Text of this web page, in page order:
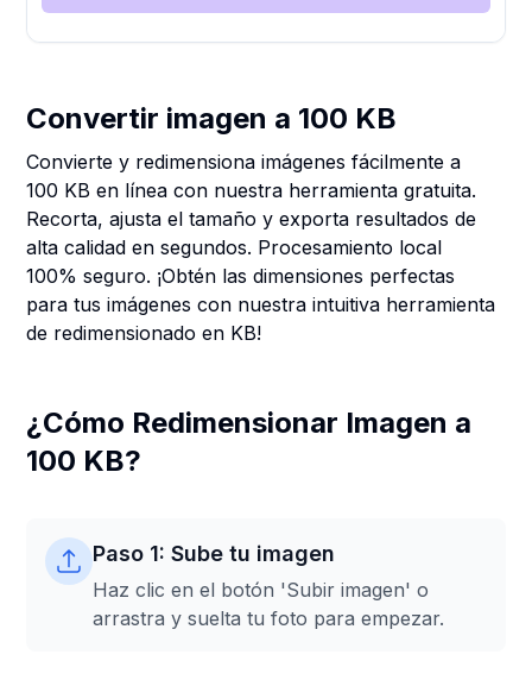
Convertir imagen a 100 KB
Convierte y redimensiona imágenes fácilmente a
100 KB en línea con nuestra herramienta gratuita.
Recorta, ajusta el tamaño y exporta resultados de
alta calidad en segundos. Procesamiento local
100% seguro. ¡Obtén las dimensiones perfectas
para tus imágenes con nuestra intuitiva herramienta
de redimensionado en KB!
¿Cómo Redimensionar Imagen a
100 KB?
Paso 1: Sube tu imagen
Haz clic en el botón 'Subir imagen' o
arrastra y suelta tu foto para empezar.